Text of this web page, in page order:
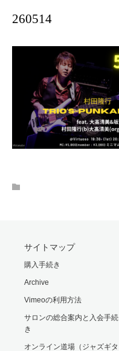
260514
サイトマップ
購入手続き
Archive
Vimeoの利用方法
サロンの総合案内と入会手続
き
オンライン道場（ジャズギタ